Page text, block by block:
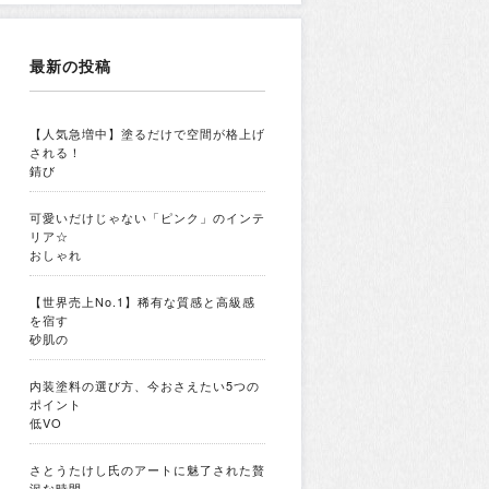
最新の投稿
【人気急増中】塗るだけで空間が格上げ
される！
錆び
可愛いだけじゃない「ピンク」のインテ
リア☆
おしゃれ
【世界売上No.1】稀有な質感と高級感
を宿す
砂肌の
内装塗料の選び方、今おさえたい5つの
ポイント
低VO
さとうたけし氏のアートに魅了された贅